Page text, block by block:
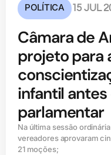
POLÍTICA 15 JUL
Câmara de
projeto para
infantil
parlamentar
Na última sessão
vereadores aprovaram
21 moções;